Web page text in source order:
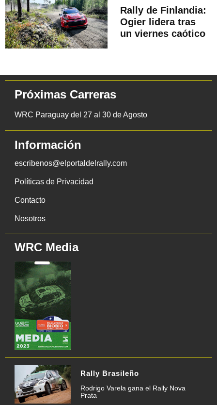
Rally de Finlandia:
Ogier lidera tras
un viernes caótico
Rally Brasileño
Rodrigo Varela gana el Rally Nova
Prata
Próximas Carreras
WRC Paraguay del 27 al 30 de Agosto
Información
escribenos@elportaldelrally.com
Políticas de Privacidad
Contacto
Nosotros
WRC Media